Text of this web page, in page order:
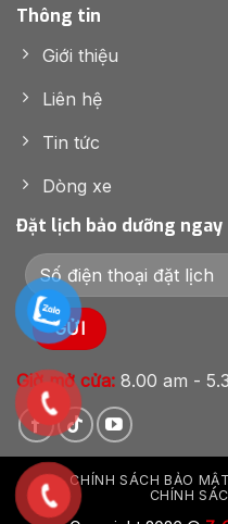
Thông tin
Giới thiệu
Liên hệ
Tin tức
Dòng xe
Đặt lịch bảo dưỡng ngay
Giờ mở cửa: 8.00 am -
CHÍNH SÁCH BẢO MẬT
CHÍNH